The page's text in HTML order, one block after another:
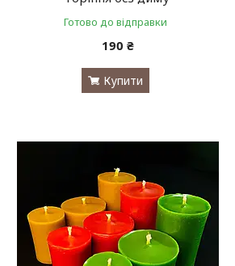
Готово до відправки
190 ₴
Купити